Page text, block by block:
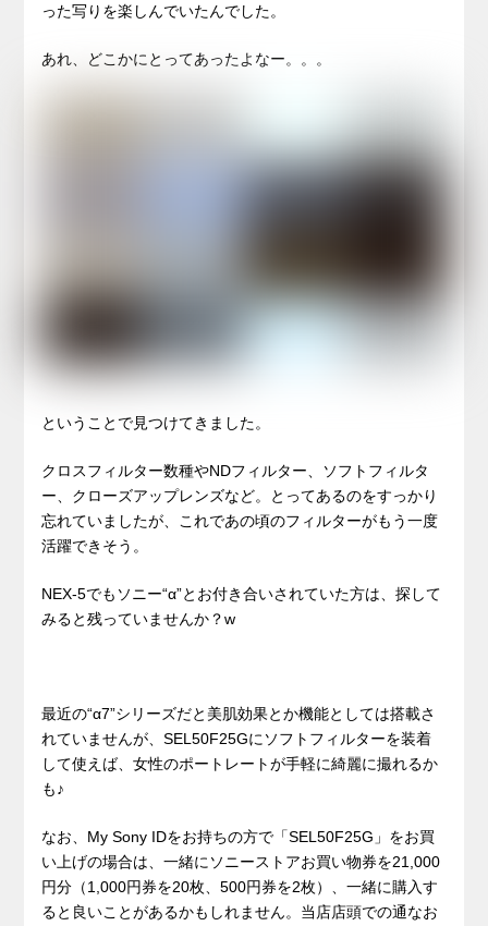
った写りを楽しんでいたんでした。
あれ、どこかにとってあったよなー。。。
ということで見つけてきました。
クロスフィルター数種やNDフィルター、ソフトフィルタ
ー、クローズアップレンズなど。とってあるのをすっかり
忘れていましたが、これであの頃のフィルターがもう一度
活躍できそう。
NEX-5でもソニー“α”とお付き合いされていた方は、探して
みると残っていませんか？w
最近の“α7”シリーズだと美肌効果とか機能としては搭載さ
れていませんが、SEL50F25Gにソフトフィルターを装着
して使えば、女性のポートレートが手軽に綺麗に撮れるか
も♪
なお、My Sony IDをお持ちの方で「SEL50F25G」をお買
い上げの場合は、一緒にソニーストアお買い物券を21,000
円分（1,000円券を20枚、500円券を2枚）、一緒に購入す
ると良いことがあるかもしれません。当店店頭での通なお